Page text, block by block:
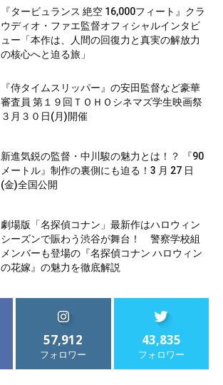
『タービュランス 絶空 16,000フィート』クラ
ウディオ・ファエ監督オフィシャルインタビ
ュー「本作は、人間の回復力と真実の解放力
の核心へと迫る旅」
『侍タイムスリッパー』の安田監督など豪華
審査員 第１９回ＴＯＨＯシネマズ学生映画祭
３月３０日(月)開催
新進気鋭の監督・中川駿の魅力とは！？ 『90
メートル』制作の裏側にも迫る！3 月 27 日
(金)全国公開
劇場版「名探偵コナン」最新作はハロウィン
シーズンで賑わう渋谷が舞台！ 警察学校組
メンバーも登場の『名探偵コナン ハロウィン
の花嫁』の魅力を徹底解説
57,912
フォロワー
43,835
フォロワー